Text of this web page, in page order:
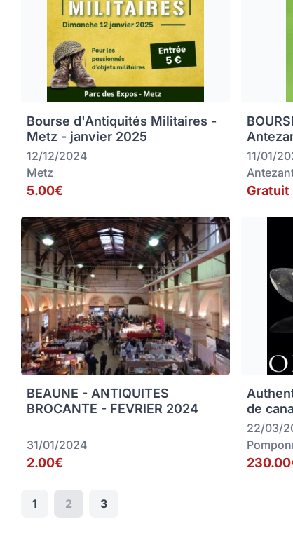
Bourse d'Antiquités Militaires -
Metz - janvier 2025
12/12/2024
Metz
5.00€
11/01/
Gratuit
BEAUNE - ANTIQUITES
BROCANTE - FEVRIER 2024
31/01/2024
2.00€
de
22/03/
1 2 3